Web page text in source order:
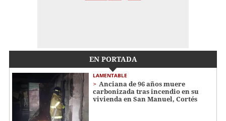
EN PORTADA
LAMENTABLE
Anciana de 96 años muere
carbonizada tras incendio en su
vivienda en San Manuel, Cortés